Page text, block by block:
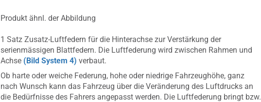
Produkt ähnl. der Abbildung
1 Satz Zusatz-Luftfedern für die Hinterachse zur Verstärkung der
serienmässigen Blattfedern. Die Luftfederung wird zwischen Rahmen und
Achse (Bild System 4) verbaut.
Ob harte oder weiche Federung, hohe oder niedrige Fahrzeughöhe, ganz
nach Wunsch kann das Fahrzeug über die Veränderung des Luftdrucks an
die Bedürfnisse des Fahrers angepasst werden. Die Luftfederung bringt bzw.